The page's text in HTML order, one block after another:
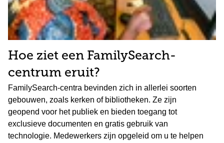
Hoe ziet een FamilySearch-
centrum eruit?
FamilySearch-centra bevinden zich in allerlei soorten
gebouwen, zoals kerken of bibliotheken. Ze zijn
geopend voor het publiek en bieden toegang tot
exclusieve documenten en gratis gebruik van
technologie. Medewerkers zijn opgeleid om u te helpen